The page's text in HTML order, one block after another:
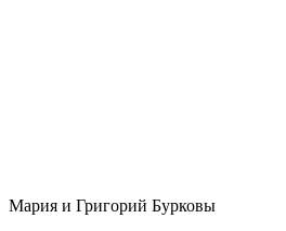
Мария и Григорий Бурковы